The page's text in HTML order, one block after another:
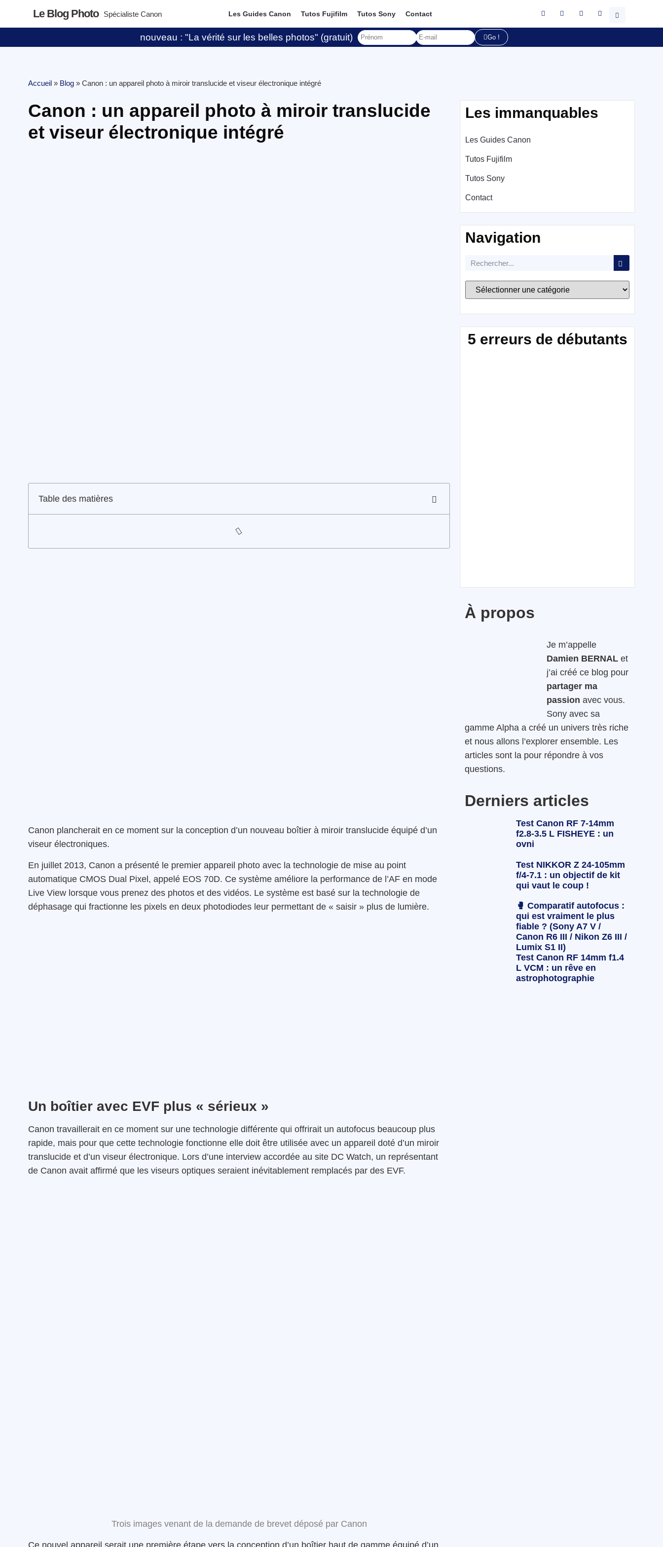
Le Blog Photo Spécialiste Canon Les Guides Canon Tutos Fujifilm Tutos Sony Contact
nouveau : "La vérité sur les belles photos" (gratuit) Go !
Accueil » Blog » Canon : un appareil photo à miroir translucide et viseur électronique intégré
Canon : un appareil photo à miroir translucide
et viseur électronique intégré
Table des matières
Canon plancherait en ce moment sur la conception d’un nouveau boîtier à miroir translucide équipé d’un
viseur électroniques.
En juillet 2013, Canon a présenté le premier appareil photo avec la technologie de mise au point
automatique CMOS Dual Pixel, appelé EOS 70D. Ce système améliore la performance de l’AF en mode
Live View lorsque vous prenez des photos et des vidéos. Le système est basé sur la technologie de
déphasage qui fractionne les pixels en deux photodiodes leur permettant de « saisir » plus de lumière.
Un boîtier avec EVF plus « sérieux »
Canon travaillerait en ce moment sur une technologie différente qui offrirait un autofocus beaucoup plus
rapide, mais pour que cette technologie fonctionne elle doit être utilisée avec un appareil doté d’un miroir
translucide et d’un viseur électronique. Lors d’une interview accordée au site DC Watch, un représentant
de Canon avait affirmé que les viseurs optiques seraient inévitablement remplacés par des EVF.
Trois images venant de la demande de brevet déposé par Canon
Ce nouvel appareil serait une première étape vers la conception d’un boîtier haut de gamme équipé d’un
Les immanquables
Les Guides Canon
Tutos Fujifilm
Tutos Sony
Contact
Navigation
5 erreurs de débutants
À propos
Je m’appelle
Damien BERNAL et
j’ai créé ce blog pour
partager ma
passion avec vous.
Sony avec sa
gamme Alpha a créé un univers très riche
et nous allons l’explorer ensemble. Les
articles sont la pour répondre à vos
questions.
Derniers articles
Test Canon RF 7-14mm
f2.8-3.5 L FISHEYE : un
ovni
Test NIKKOR Z 24-105mm
f/4-7.1 : un objectif de kit
qui vaut le coup !
🥊 Comparatif autofocus :
qui est vraiment le plus
fiable ? (Sony A7 V /
Canon R6 III / Nikon Z6 III /
Lumix S1 II)
Test Canon RF 14mm f1.4
L VCM : un rêve en
astrophotographie